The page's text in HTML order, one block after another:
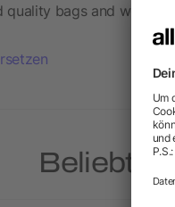
quality bags and we are
Beliebte